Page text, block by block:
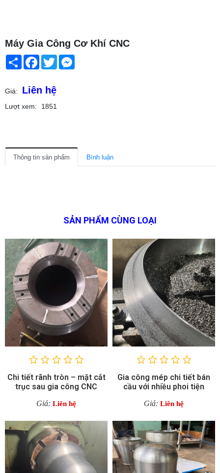
Máy Gia Công Cơ Khí CNC
Share Facebook
Twitter
Giá: Liên hệ
Lượt xem: 1851
Thông tin sản phẩm Bình luận
SẢN PHẨM CÙNG LOẠI
Chi tiết rãnh tròn – mặt cắt
trục sau gia công CNC
Giá: Liên hệ
Gia công mép chi tiết bán
cầu với nhiều phoi tiện
Giá: Liên hệ